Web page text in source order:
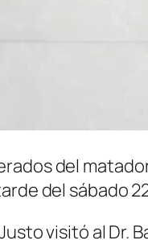
del
del sábado
visitó al